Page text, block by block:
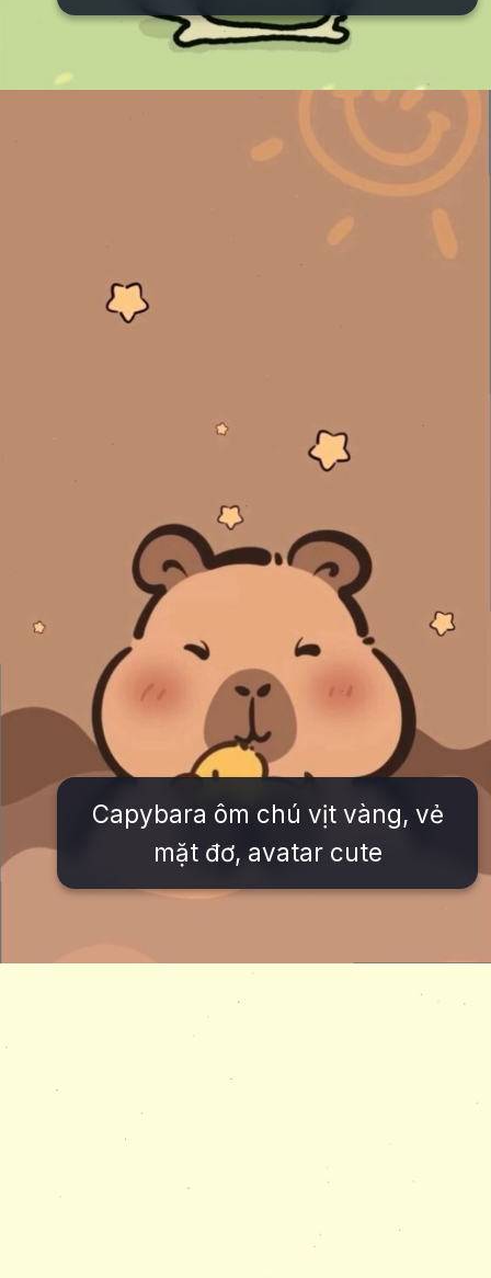
Capybara ôm chú vịt vàng, vẻ
mặt đơ, avatar cute
https://issiloo.edu.vn/hinh-nen-avatar-cute